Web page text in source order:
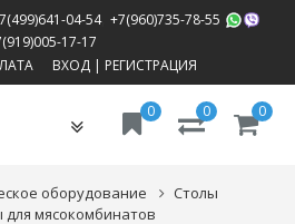
04-54, +7(960)735-78-55
17-17
ВХОД| РЕГИСТРАЦИЯ
Toggle
0
0
0
оборудование
Столы
для мясокомбинатов